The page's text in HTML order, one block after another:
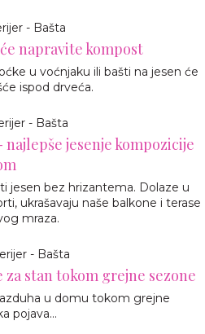
- Bašta
napravite kompost
u voćnjaku ili bašti na jesen će
ispod drveća.
- Bašta
jesenje kompozicije
jesen bez hrizantema. Dolaze u
ukrašavaju naše balkone i terase
mraza.
- Bašta
stan tokom grejne sezone
u domu tokom grejne
pojava...